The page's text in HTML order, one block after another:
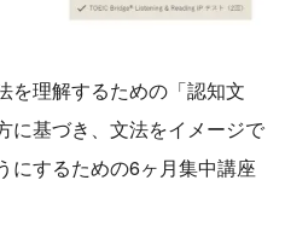
を理解するための「認知文
に基づき、文法をイメージで
にするための6ヶ月集中講座